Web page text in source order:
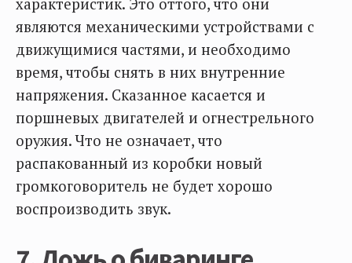
характеристик. Это оттого, что они
являются механическими устройствами с
движущимися частями, и необходимо
время, чтобы снять в них внутренние
напряжения. Сказанное касается и
поршневых двигателей и огнестрельного
оружия. Что не означает, что
распакованный из коробки новый
громкоговоритель не будет хорошо
воспроизводить звук.